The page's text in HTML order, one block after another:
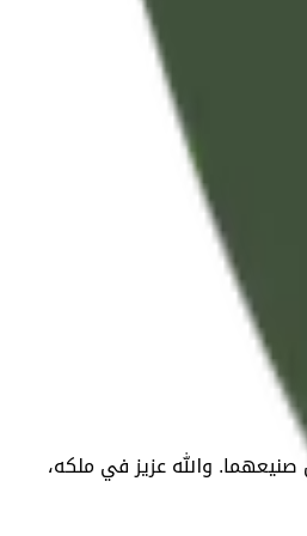
والله عزيز في ملكه،